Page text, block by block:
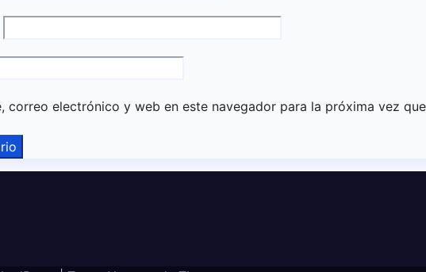
correo electrónico y web en este navegador para la próxima vez